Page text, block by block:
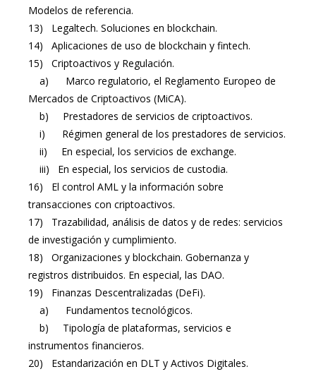
Modelos de referencia.
13) Legaltech. Soluciones en blockchain.
14) Aplicaciones de uso de blockchain y fintech.
15) Criptoactivos y Regulación.
a) Marco regulatorio, el Reglamento Europeo de
Mercados de Criptoactivos (MiCA).
b) Prestadores de servicios de criptoactivos.
i) Régimen general de los prestadores de servicios.
ii) En especial, los servicios de exchange.
iii) En especial, los servicios de custodia.
16) El control AML y la información sobre
transacciones con criptoactivos.
17) Trazabilidad, análisis de datos y de redes: servicios
de investigación y cumplimiento.
18) Organizaciones y blockchain. Gobernanza y
registros distribuidos. En especial, las DAO.
19) Finanzas Descentralizadas (DeFi).
a) Fundamentos tecnológicos.
b) Tipología de plataformas, servicios e
instrumentos financieros.
20) Estandarización en DLT y Activos Digitales.